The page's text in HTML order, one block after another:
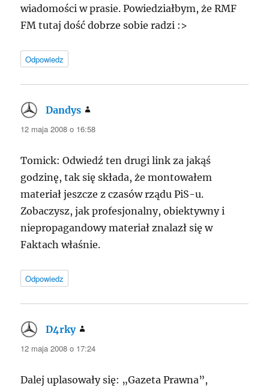
wiadomości w prasie. Powiedziałbym, żeRMF
FM tutaj dość dobrze sobie radzi :>
Odpowiedz
Dandys
12 maja 2008 o 16:58
Tomick: Odwiedź ten drugi link za jakąś
godzinę, tak się składa, że montowałem
materiał jeszcze z czasów rządu PiS-u.
Zobaczysz, jak profesjonalny, obiektywny i
niepropagandowy materiał znalazł się w
Faktach właśnie.
Odpowiedz
D4rky
12 maja 2008 o 17:24
Dalej uplasowały się: „Gazeta Prawna”,